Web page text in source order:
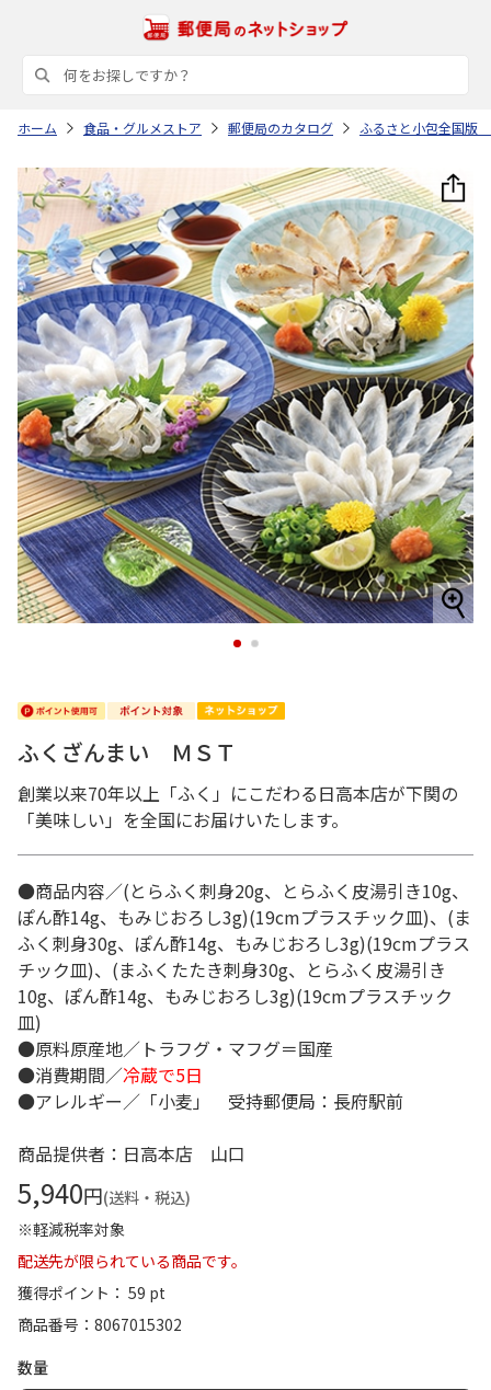
ホーム 食品・グルメストア 郵便局のカタログ ふるさと小包全国版
1 2
ふくざんまい ＭＳＴ
創業以来70年以上「ふく」にこだわる日高本店が下関の
「美味しい」を全国にお届けいたします。
●商品内容／(とらふく刺身20g、とらふく皮湯引き10g、
ぽん酢14g、もみじおろし3g)(19cmプラスチック皿)、(ま
ふく刺身30g、ぽん酢14g、もみじおろし3g)(19cmプラス
チック皿)、(まふくたたき刺身30g、とらふく皮湯引き
10g、ぽん酢14g、もみじおろし3g)(19cmプラスチック
皿)
●原料原産地／トラフグ・マフグ＝国産
●消費期間／冷蔵で5日
●アレルギー／「小麦」 受持郵便局：長府駅前
商品提供者：日高本店 山口
5,940円(送料・税込)
※軽減税率対象
配送先が限られている商品です。
獲得ポイント： 59 pt
商品番号
8067015302
数量